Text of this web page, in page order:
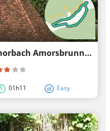
Ronda de senderisme Amorbach Amorsbrunn 3: Camí d'Otterbach
01h11 Easy